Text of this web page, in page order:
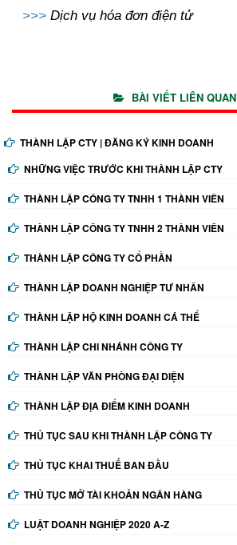
>>> Dịch vụ hóa đơn điện tử
BÀI VIẾT LIÊN QUAN
THÀNH LẬP CTY | ĐĂNG KÝ KINH DOANH
NHỮNG VIỆC TRƯỚC KHI THÀNH LẬP CTY
THÀNH LẬP CÔNG TY TNHH 1 THÀNH VIÊN
THÀNH LẬP CÔNG TY TNHH 2 THÀNH VIÊN
THÀNH LẬP CÔNG TY CỔ PHẦN
THÀNH LẬP DOANH NGHIỆP TƯ NHÂN
THÀNH LẬP HỘ KINH DOANH CÁ THỂ
THÀNH LẬP CHI NHÁNH CÔNG TY
THÀNH LẬP VĂN PHÒNG ĐẠI DIỆN
THÀNH LẬP ĐỊA ĐIỂM KINH DOANH
THỦ TỤC SAU KHI THÀNH LẬP CÔNG TY
THỦ TỤC KHAI THUẾ BAN ĐẦU
THỦ TỤC MỞ TÀI KHOẢN NGÂN HÀNG
LUẬT DOANH NGHIỆP 2020 A-Z